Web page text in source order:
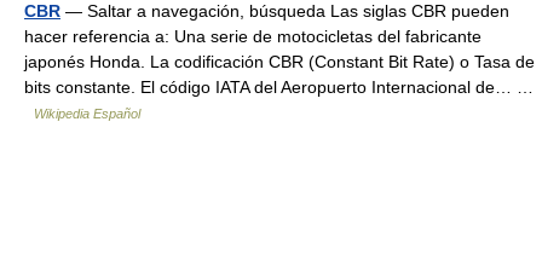
CBR — Saltar a navegación, búsqueda Las siglas CBR pueden
hacer referencia a: Una serie de motocicletas del fabricante
japonés Honda. La codificación CBR (Constant Bit Rate) o Tasa de
bits constante. El código IATA del Aeropuerto Internacional de… …
Wikipedia Español